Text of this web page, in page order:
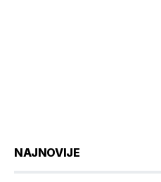
NAJNOVIJE